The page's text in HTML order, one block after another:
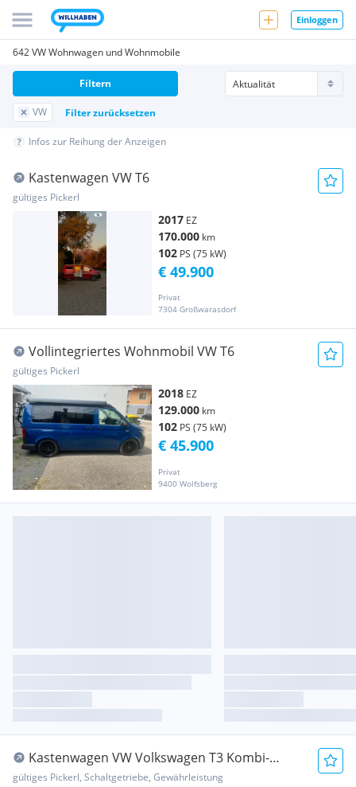
Einloggen
642 VW Wohnwagen und Wohnmobile
VW Filter zurücksetzen
Filtern
Infos zur Reihung der Anzeigen
Kastenwagen VW T6
gültiges Pickerl
2017 EZ
170.000 km
102 PS (75 kW)
Privat
7304 Großwarasdorf
€ 49.900
Vollintegriertes Wohnmobil VW T6
gültiges Pickerl
2018 EZ
129.000 km
102 PS (75 kW)
Privat
9400 Wolfsberg
€ 45.900
Kastenwagen VW Volkswagen T3 Kombi-
Hochdac...
gültiges Pickerl, Schaltgetriebe, Gewährleistung